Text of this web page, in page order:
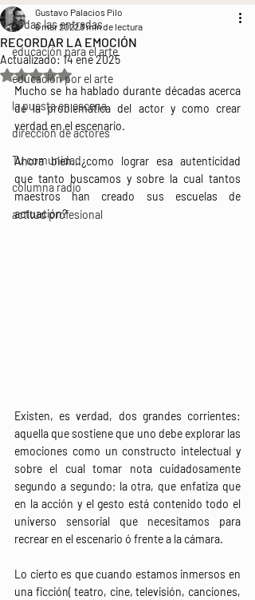
Todas las entradas
educación para el arte
educación por el arte
la puesta en escena
dirección de actores
Tu comunidad
columna radio
actitud profesional
RECORDAR LA EMOCIÓN
Gustavo Palacios Pilo
6 mar 20223 min de lectura
Actualizado:14 ene 2025
Obtuvo NaN de 5 estrellas.
Mucho se ha hablado durante décadas acerca
de la problemática del actor y como crear
verdad en el escenario.
Ahora bien...¿como lograr esa autenticidad
que tanto buscamos y sobre la cual tantos
maestros han creado sus escuelas de
actuación?
Existen, es verdad, dos grandes corrientes:
aquella que sostiene que uno debe explorar las
emociones como un constructo intelectual y
sobre el cual tomar nota cuidadosamente
segundo a segundo; la otra, que enfatiza que
en la acción y el gesto está contenido todo el
universo sensorial que necesitamos para
recrear en el escenario ó frente a la cámara.
Lo cierto es que cuando estamos inmersos en
una ficción( teatro, cine, televisión, canciones,